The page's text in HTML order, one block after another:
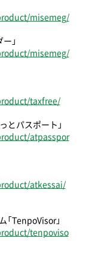
misemeg/
」
misemeg/
taxfree/
とパスポート」
atpasspor
atkessai/
「TenpoVisor」
tenpoviso